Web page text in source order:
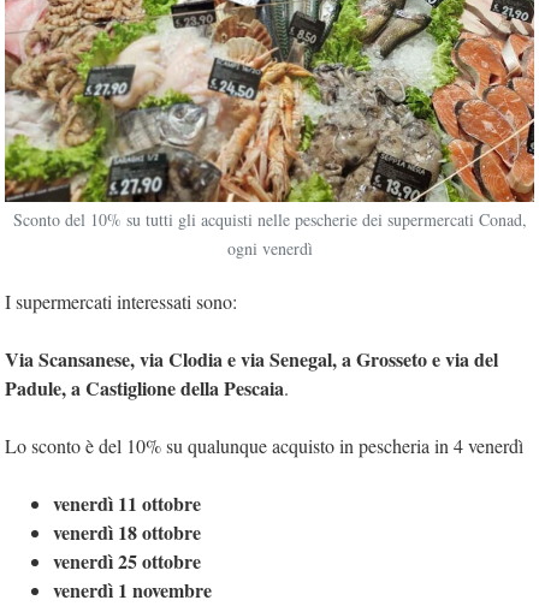
Sconto del 10% su tutti gli acquisti nelle pescherie dei supermercati Conad,
ogni venerdì
I supermercati interessati sono:
Via Scansanese, via Clodia e via Senegal, a Grosseto e via del
Padule, a Castiglione della Pescaia.
Lo sconto è del 10% su qualunque acquisto in pescheria in 4 venerdì
venerdì 11 ottobre
venerdì 18 ottobre
venerdì 25 ottobre
venerdì 1 novembre